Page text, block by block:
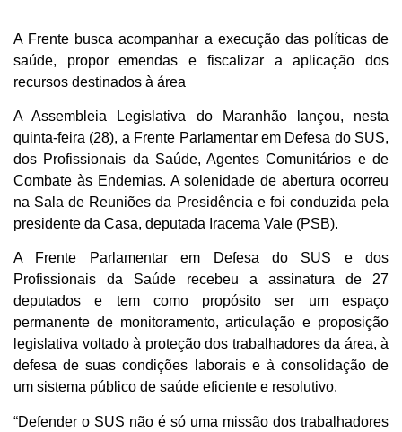
A Frente busca acompanhar a execução das políticas de
saúde, propor emendas e fiscalizar a aplicação dos
recursos destinados à área
A Assembleia Legislativa do Maranhão lançou, nesta
quinta-feira (28), a Frente Parlamentar em Defesa do SUS,
dos Profissionais da Saúde, Agentes Comunitários e de
Combate às Endemias. A solenidade de abertura ocorreu
na Sala de Reuniões da Presidência e foi conduzida pela
presidente da Casa, deputada Iracema Vale (PSB).
A Frente Parlamentar em Defesa do SUS e dos
Profissionais da Saúde recebeu a assinatura de 27
deputados e tem como propósito ser um espaço
permanente de monitoramento, articulação e proposição
legislativa voltado à proteção dos trabalhadores da área, à
defesa de suas condições laborais e à consolidação de
um sistema público de saúde eficiente e resolutivo.
“Defender o SUS não é só uma missão dos trabalhadores